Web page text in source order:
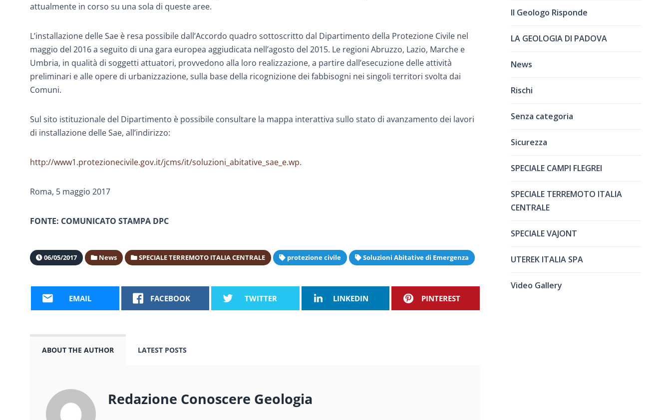
attualmente in corso su una sola di queste aree.
L’installazione delle Sae è resa possibile dall’Accordo quadro sottoscritto dal Dipartimento della Protezione Civile nel
maggio del 2016 a seguito di una gara europea aggiudicata nell’agosto del 2015. Le regioni Abruzzo, Lazio, Marche e
Umbria, in qualità di soggetti attuatori, provvedono alla loro realizzazione, a partire dall’esecuzione delle attività
preliminari e alle opere di urbanizzazione, sulla base della ricognizione dei fabbisogni nei singoli territori svolta dai
Comuni.
Sul sito istituzionale del Dipartimento è possibile consultare la mappa interattiva sullo stato di avanzamento dei lavori
di installazione delle Sae, all’indirizzo:
http://www1.protezionecivile.gov.it/jcms/it/soluzioni_abitative_sae_e.wp.
Roma, 5 maggio 2017
FONTE: COMUNICATO STAMPA DPC
06/05/2017 News SPECIALE TERREMOTO ITALIA CENTRALE protezione civile Soluzioni Abitative di Emergenza
EMAIL FACEBOOK TWITTER LINKEDIN PINTEREST
ABOUT THE AUTHOR LATEST POSTS
Redazione Conoscere Geologia
Il Geologo Risponde
LA GEOLOGIA DI PADOVA
News
Rischi
Senza categoria
Sicurezza
SPECIALE CAMPI FLEGREI
SPECIALE TERREMOTO ITALIA
CENTRALE
SPECIALE VAJONT
UTEREK ITALIA SPA
Video Gallery